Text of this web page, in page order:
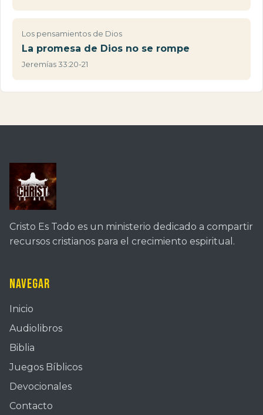
Los pensamientos de Dios
La promesa de Dios no se rompe
Jeremías 33:20-21
Cristo Es Todo es un ministerio dedicado a compartir
recursos cristianos para el crecimiento espiritual.
Navegar
Inicio
Audiolibros
Biblia
Juegos Bíblicos
Devocionales
Contacto